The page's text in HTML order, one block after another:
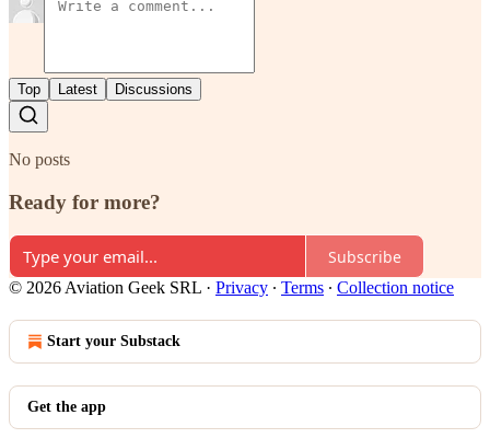
Top Latest Discussions
No posts
Ready for more?
Subscribe
© 2026 Aviation Geek SRL · Privacy ∙ Terms ∙ Collection notice
Start your Substack
Get the app